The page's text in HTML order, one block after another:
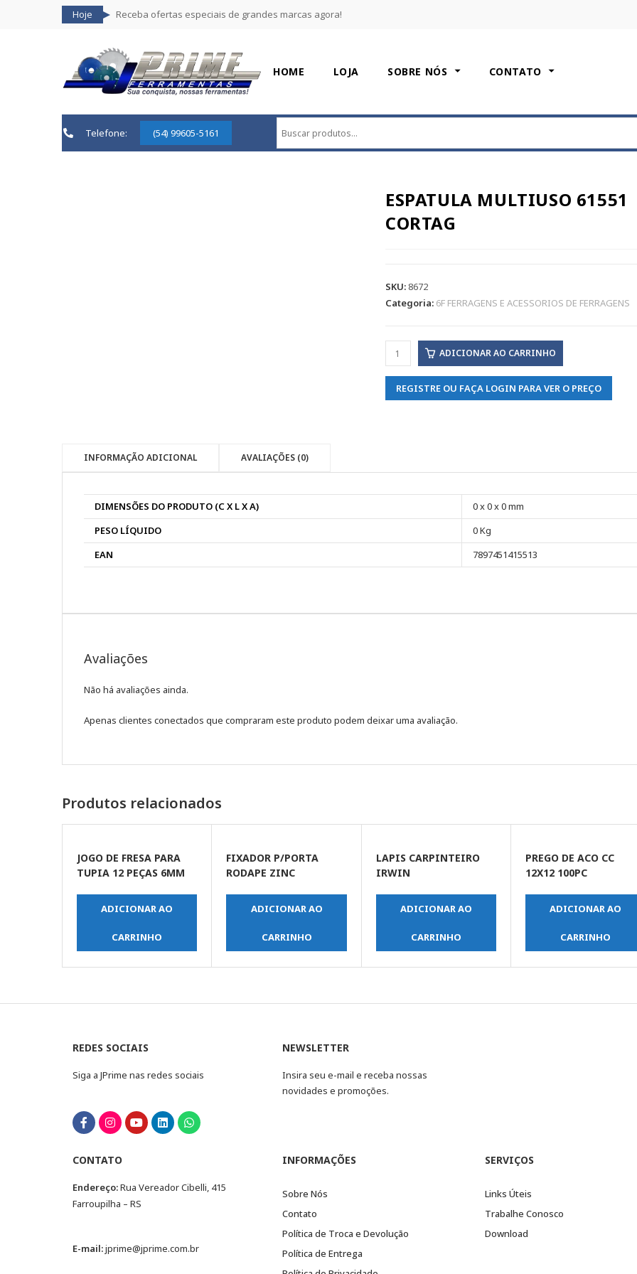
Hoje Receba ofertas especiais de grandes marcas agora!
HOME LOJA SOBRE NÓS CONTATO
Telefone: (54) 99605-5161
ESPATULA MULTIUSO 61551
CORTAG
SKU: 8672
Categoria: 6F FERRAGENS E ACESSORIOS DE FERRAGENS
ADICIONAR AO CARRINHO
REGISTRE OU FAÇA LOGIN PARA VER O PREÇO
INFORMAÇÃO ADICIONAL AVALIAÇÕES (0)
DIMENSÕES DO PRODUTO (C X L X A)
0 x 0 x 0 mm
PESO LÍQUIDO
0 Kg
EAN
7897451415513
Avaliações
Não há avaliações ainda.
Apenas clientes conectados que compraram este produto podem deixar uma avaliação.
Produtos relacionados
JOGO DE FRESA PARA
TUPIA 12 PEÇAS 6MM
ADICIONAR AO
CARRINHO
FIXADOR P/PORTA
RODAPE ZINC
ADICIONAR AO
CARRINHO
LAPIS CARPINTEIRO
IRWIN
ADICIONAR AO
CARRINHO
PREGO DE ACO CC
12X12 100PC
ADICIONAR AO
CARRINHO
REDES SOCIAIS
Siga a JPrime nas redes sociais
NEWSLETTER
Insira seu e-mail e receba nossas
novidades e promoções.
CONTATO
Endereço:Rua Vereador Cibelli, 415
Farroupilha – RS
E-mail:jprime@jprime.com.br
INFORMAÇÕES
Sobre Nós
Contato
Política de Troca e Devolução
Política de Entrega
SERVIÇOS
Links Úteis
Trabalhe Conosco
Download